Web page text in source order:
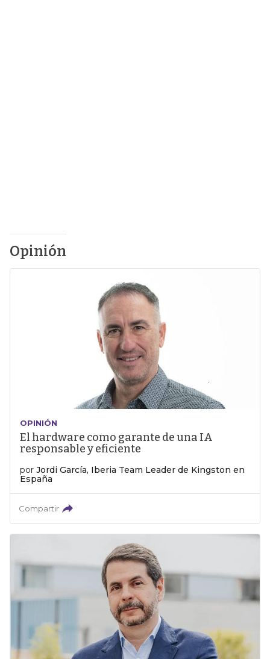
Opinión
OPINIÓN
El hardware como garante de una IA
responsable y eficiente
por Jordi García, Iberia Team Leader de Kingston en
España
Compartir